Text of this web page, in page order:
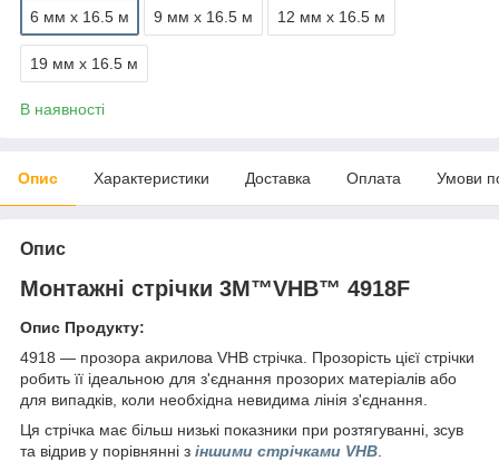
6 мм х 16.5 м 9 мм х 16.5 м 12 мм х 16.5 м
19 мм х 16.5 м
В наявності
Опис Характеристики Доставка Оплата Умови
Опис
Монтажні стрічки 3M™VHB™ 4918F
Опис Продукту:
4918 ― прозора акрилова VHB стрічка. Прозорість цієї стрічки
робить її ідеальною для з'єднання прозорих матеріалів або
для випадків, коли необхідна невидима лінія з'єднання.
Ця стрічка має більш низькі показники при розтягуванні, зсув
та відрив у порівнянні з іншими стрічками VHB.